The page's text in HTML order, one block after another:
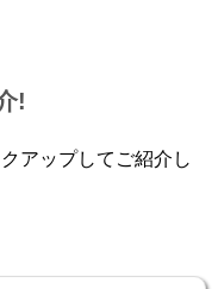
!
アップしてご紹介し